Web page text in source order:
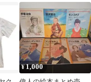
¥1,000